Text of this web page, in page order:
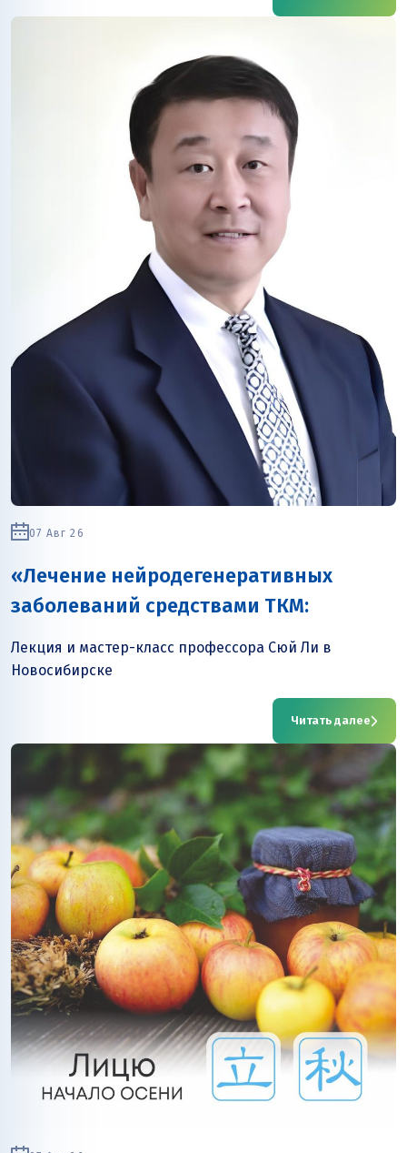
07 Авг 26
«Лечение нейродегенеративных
заболеваний средствами ТКМ:
иглоукалыванием и прижиганием»
Лекция и мастер-класс профессора Сюй Ли в
Новосибирске
Читать далее